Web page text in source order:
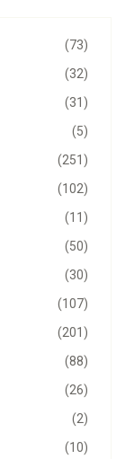
(73)
(32)
(31)
(5)
(251)
(102)
(11)
(50)
(30)
(107)
(201)
(88)
(26)
(2)
(10)